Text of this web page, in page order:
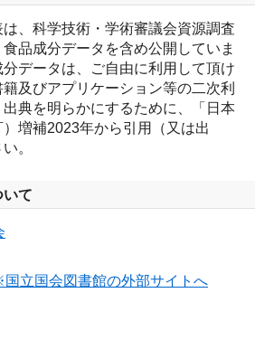
、科学技術・学術審議会資源調査
品成分データを含め公開していま
データは、ご自由に利用して頂け
及びアプリケーション等の二次利
典を明らかにするために、「日本
増補2023年から引用（又は出
。
て
立国会図書館の外部サイトへ